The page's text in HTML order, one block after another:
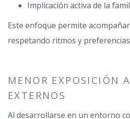
Implicación activa de la
Este enfoque permite
respetando ritmos y
MENOR EXPOSICIÓN
EXTERNOS
Al desarrollarse en un entorno